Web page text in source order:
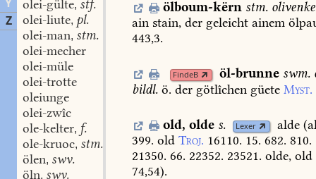
Y
Z
olei-gülte, stf.
olei-liute, pl.
olei-man, stm.
olei-mecher
olei-müle
olei-trotte
oleiunge
olei-zwîc
ole-kelter, f.
ole-kruoc, stm.
ölen, swv.
öln, swv.
ölboum-kërn stm.
ain stain, der geleicht ainem
443,3.
FindeB öl-brunne swm.
bildl. ö. der götlîchen güete Myst.
old, olde s. Lexer alde
399. old Troj. 16110. 15. 682. 810.
21350. 66. 22352. 23521. olde, old
74,54).